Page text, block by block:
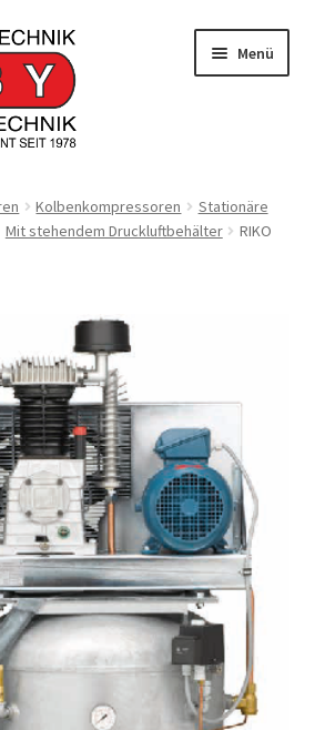
Menü
Kolbenkompressoren
Stationäre
Mit stehendem Druckluftbehälter
RIKO